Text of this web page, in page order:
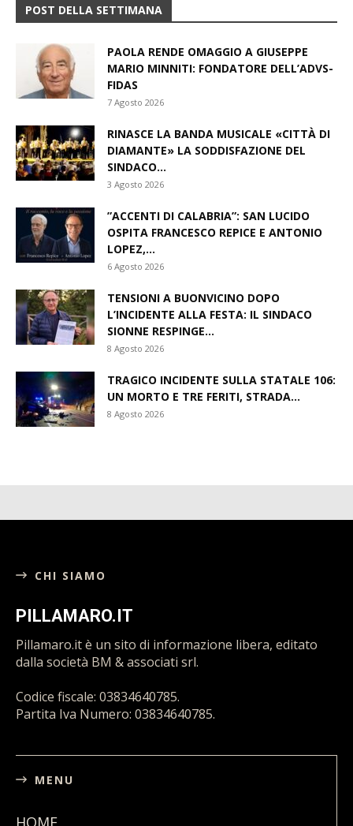
POST DELLA SETTIMANA
PAOLA RENDE OMAGGIO A GIUSEPPE
MARIO MINNITI: FONDATORE DELL’ADVS-
FIDAS
7 Agosto 2026
RINASCE LA BANDA MUSICALE «CITTÀ DI
DIAMANTE» LA SODDISFAZIONE DEL
SINDACO...
3 Agosto 2026
​”ACCENTI DI CALABRIA”: SAN LUCIDO
OSPITA FRANCESCO REPICE E ANTONIO
LOPEZ,...
6 Agosto 2026
TENSIONI A BUONVICINO DOPO
L’INCIDENTE ALLA FESTA: IL SINDACO
SIONNE RESPINGE...
8 Agosto 2026
TRAGICO INCIDENTE SULLA STATALE 106:
UN MORTO E TRE FERITI, STRADA...
8 Agosto 2026
CHI SIAMO
PILLAMARO.IT
Pillamaro.it è un sito di informazione libera, editato
dalla società BM & associati srl.
Codice fiscale: 03834640785.
Partita Iva Numero: 03834640785.
MENU